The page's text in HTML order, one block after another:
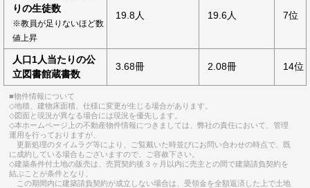
りの生徒数
※教員が足りないほど数
値上昇
19.8人 19.6人 7位
人口1人当たりの公
立図書館蔵書数
3.68冊 2.08冊 14位
■物件情報について
◇地積、建物床面積、仕様に変更が生じる場合があります。
◇図面と現況が異なる場合には現況を優先します。
◇本ホームページ上の不動産物件情報につきましては、弊社の責任において、管理
運用を行っておりますが、
更新処理のタイムラグ等により、ご覧戴いた時並びにお問い合わせの時点で、既
に成約している場合もございますので、ご容赦下さい。
◇建築条件付土地の販売は、売買契約後３ヶ月以内に売主との間で建築請負契約を
結ぶことが条件となり、
この期間内に建築請負契約が成立しない場合は、受領金を全額返済した上で土地